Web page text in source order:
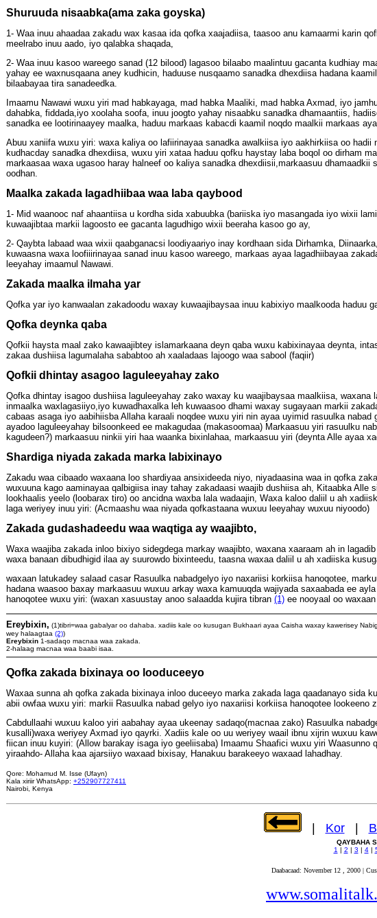
Shuruuda nisaabka(ama zaka goyska)
1- Waa inuu ahaadaa zakadu wax kasaa ida qofka xaajadiisa, taasoo anu kamaarmi karin
meelrabo inuu aado, iyo qalabka shaqada,
2- Waa inuu kasoo wareego sanad (12 bilood) lagasoo bilaabo maalintuu gacanta kudhiay
yahay ee waxnusqaana aney kudhicin, haduuse nusqaamo sanadka dhexdiisa hadana
bilaabayaa tira sanadeedka.
Imaamu Nawawi wuxu yiri mad habkayaga, mad habka Maaliki, mad habka Axmad, iyo
dahabka, fiddada,iyo xoolaha soofa, inuu joogto yahay nisaabku sanadka dhamaantiis,
sanadka ee lootirinaayey maalka, haduu markaas kabacdi kaamil noqdo maalkii markaas
Abuu xaniifa wuxu yiri: waxa kaliya oo lafiirinayaa sanadka awalkiisa iyo aakhirkiisa oo
kudhacday sanadka dhexdiisa, wuxu yiri xataa haduu qofku haystay laba boqol oo dirham
markaasaa waxa ugasoo haray halneef oo kaliya sanadka dhexdiisii,markaasuu
oodhan.
Maalka zakada lagadhiibaa waa laba qaybood
1- Mid waanooc naf ahaantiisa u kordha sida xabuubka (bariiska iyo masangada iyo wixii
kuwaajibtaa markii lagoosto ee gacanta lagudhigo wixii beeraha kasoo go ay,
2- Qaybta labaad waa wixii qaabganacsi loodiyaariyo inay kordhaan sida Dirhamka,
kuwaasna waxa loofiiirinayaa sanad inuu kasoo wareego, markaas ayaa lagadhiibayaa
leeyahay imaamul Nawawi.
Zakada maalka ilmaha yar
Qofka yar iyo kanwaalan zakadoodu waxay kuwaajibaysaa inuu kabixiyo maalkooda haduu
Qofka deynka qaba
Qofkii haysta maal zako kawaajibtey islamarkaana deyn qaba wuxu kabixinayaa deynta,
zakaa dushiisa lagumalaha sababtoo ah xaaladaas lajoogo waa sabool (faqiir)
Qofkii dhintay asagoo laguleeyahay zako
Qofka dhintay isagoo dushiisa laguleeyahay zako waxay ku waajibaysaa maalkiisa,
inmaalka waxlagasiiyo,iyo kuwadhaxalka leh kuwaasoo dhami waxay sugayaan markii
cabaas asaga iyo aabihiisba Allaha karaali noqdee wuxu yiri nin ayaa uyimid rasuulka
ayadoo laguleeyahay bilsoonkeed ee makagudaa (makasoomaa) Markaasuu yiri rasuulku
kagudeen?) markaasuu ninkii yiri haa waanka bixinlahaa, markaasuu yiri (deynta Alle ayaa
Shardiga niyada zakada marka labixinayo
Zakadu waa cibaado waxaana loo shardiyaa ansixideeda niyo, niyadaasina waa in qofka
wuxuuna kago aaminayaa qalbigiisa inay tahay zakadaasi waajib dushiisa ah, Kitaabka
lookhaalis yeelo (loobarax tiro) oo ancidna waxba lala wadaajin, Waxa kaloo daliil u ah
laga weriyey inuu yiri: (Acmaashu waa niyada qofkastaana wuxuu leeyahay wuxuu niyoodo)
Zakada gudashadeedu waa waqtiga ay waajibto,
Waxa waajiba zakada inloo bixiyo sidegdega markay waajibto, waxana xaaraam ah in
waxa banaan dibudhigid ilaa ay suurowdo bixinteedu, taasna waxaa daliil u ah xadiiska
waxaan latukadey salaad casar Rasuulka nabadgelyo iyo naxariisi korkiisa hanoqotee,
hadana waasoo baxay markaasuu wuxuu arkay waxa kamuuqda wajiyada saxaabada ee
hanoqotee wuxu yiri: (waxan xasuustay anoo salaadda kujira tibran (1) ee nooyaal oo
Ereybixin, (1)tibri=waa gabalyar oo dahaba. xadiis kale oo kusugan Bukhaari ayaa Caisha waxay kawerisey
wey halaagtaa (2))
Ereybixin 1-sadaqo macnaa waa zakada.
2-halaag macnaa waa baabi isaa.
Qofka zakada bixinaya oo looduceeyo
Waxaa sunna ah qofka zakada bixinaya inloo duceeyo marka zakada laga qaadanayo sida
abii owfaa wuxu yiri: markii Rasuulka nabad gelyo iyo naxariisi korkiisa hanoqotee lookeeno
Cabdullaahi wuxuu kaloo yiri aabahay ayaa ukeenay sadaqo(macnaa zako) Rasuulka
kusalli)waxa weriyey Axmad iyo qayrki. Xadiis kale oo uu weriyey waail ibnu xijrin wuxuu
fiican inuu kuyiri: (Allow barakay isaga iyo geeliisaba) Imaamu Shaafici wuxu yiri
yiraahdo- Allaha kaa ajarsiiyo waxaad bixisay, Hanakuu barakeeyo waxaad lahadhay.
Qore: Mohamud M. Isse (Ufayn)
Kala xiriir WhatsApp: +252907727411
Nairobi, Kenya
| Kor|
QAYBAHA
1 | 2 | 3 | 4|
Daabacaad: November 12 , 2000 |